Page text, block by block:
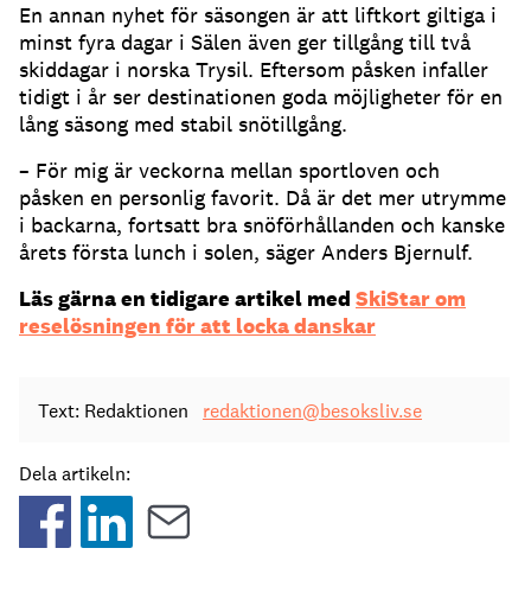
En annan nyhet för säsongen är att liftkort giltiga i
minst fyra dagar i Sälen även ger tillgång till två
skiddagar i norska Trysil. Eftersom påsken infaller
tidigt i år ser destinationen goda möjligheter för en
lång säsong med stabil snötillgång.
– För mig är veckorna mellan sportloven och
påsken en personlig favorit. Då är det mer utrymme
i backarna, fortsatt bra snöförhållanden och kanske
årets första lunch i solen, säger Anders Bjernulf.
Läs gärna en tidigare artikel med SkiStar om
reselösningen för att locka danskar
Text: Redaktionen redaktionen@besoksliv.se
Dela artikeln: